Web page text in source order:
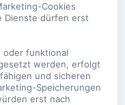
Cookies
Dienste dürfen erst
oder funktional
werden, erfolgt
und sicheren
Speicherungen
erst nach